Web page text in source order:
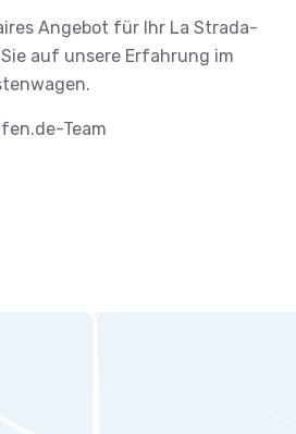
Angebot für Ihr La Strada-
auf unsere Erfahrung im
Team